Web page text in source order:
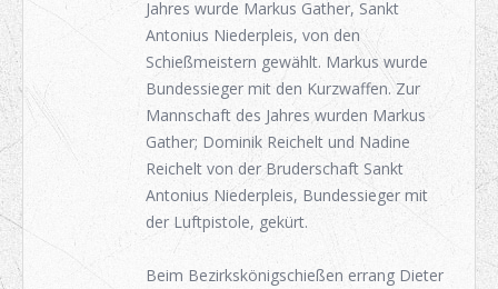
Jahres wurde Markus Gather, Sankt
Antonius Niederpleis, von den
Schießmeistern gewählt. Markus wurde
Bundessieger mit den Kurzwaffen. Zur
Mannschaft des Jahres wurden Markus
Gather; Dominik Reichelt und Nadine
Reichelt von der Bruderschaft Sankt
Antonius Niederpleis, Bundessieger mit
der Luftpistole, gekürt.
Beim Bezirkskönigschießen errang Dieter